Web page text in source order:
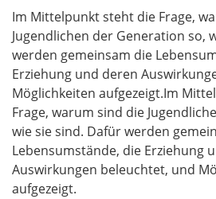
Im Mittelpunkt steht die Frage,
Jugendlichen der Generation so,
werden gemeinsam die
Erziehung und deren
Möglichkeiten aufgezeigt.Im
Frage, warum sind die
wie sie sind. Dafür werden
Lebensumstände, die Erziehung
Auswirkungen beleuchtet, und
aufgezeigt.